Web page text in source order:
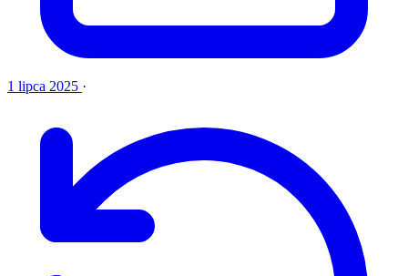
1 lipca 2025 ·